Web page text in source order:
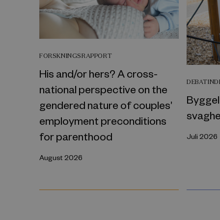
FORSKNINGSRAPPORT
His and/or hers? A cross-
national perspective on the
gendered nature of couples’
employment preconditions
for parenthood
August 2026
Juli 2026